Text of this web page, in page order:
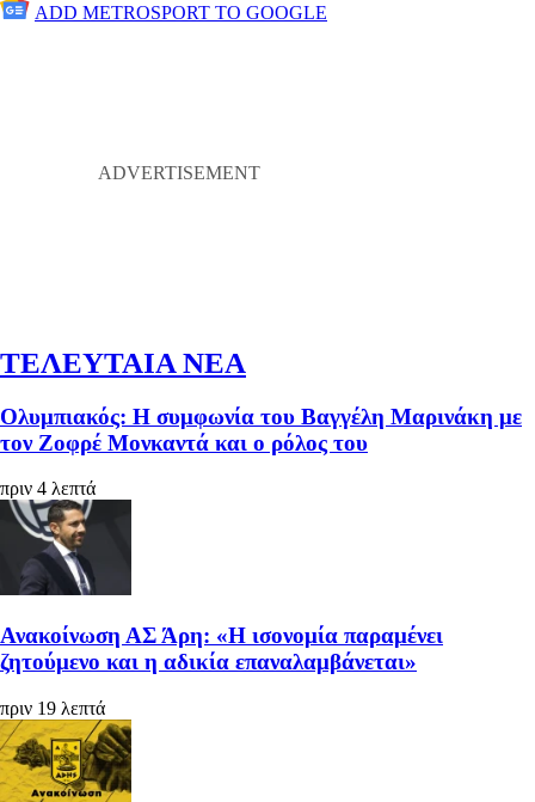
ADD METROSPORT TO GOOGLE
ΤΕΛΕΥΤΑΙΑ ΝΕΑ
Ολυμπιακός: Η συμφωνία του Βαγγέλη Μαρινάκη με
τον Ζοφρέ Μονκαντά και ο ρόλος του
πριν 4 λεπτά
Ανακοίνωση ΑΣ Άρη: «Η ισονομία παραμένει
ζητούμενο και η αδικία επαναλαμβάνεται»
πριν 19 λεπτά